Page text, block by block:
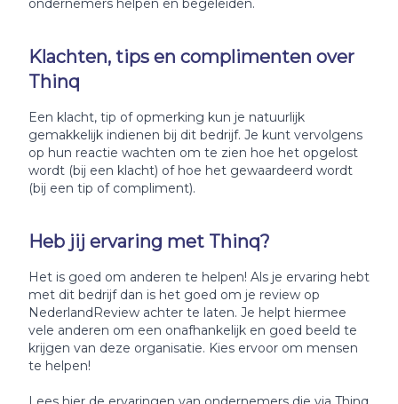
ondernemers helpen en begeleiden.
Klachten, tips en complimenten over
Thinq
Een klacht, tip of opmerking kun je natuurlijk
gemakkelijk indienen bij dit bedrijf. Je kunt vervolgens
op hun reactie wachten om te zien hoe het opgelost
wordt (bij een klacht) of hoe het gewaardeerd wordt
(bij een tip of compliment).
Heb jij ervaring met Thinq?
Het is goed om anderen te helpen! Als je ervaring hebt
met dit bedrijf dan is het goed om je review op
NederlandReview achter te laten. Je helpt hiermee
vele anderen om een onafhankelijk en goed beeld te
krijgen van deze organisatie. Kies ervoor om mensen
te helpen!